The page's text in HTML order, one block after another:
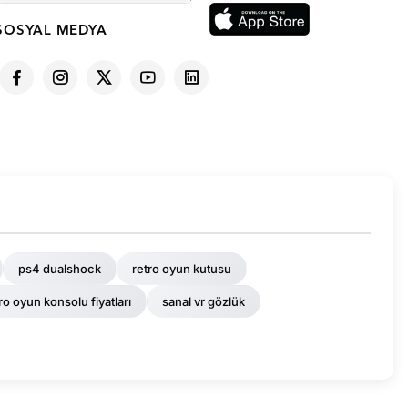
MEDYA
ps4 dualshock retro oyun kutusu
oyun konsolu fiyatları sanal vr gözlük